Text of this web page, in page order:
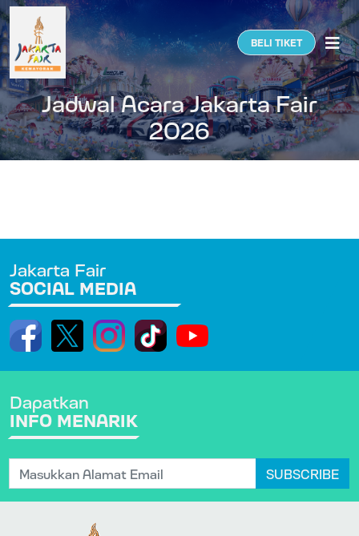
BELI TIKET
Jadwal Acara Jakarta Fair
2026
Jakarta Fair
SOCIAL MEDIA
Dapatkan
INFO MENARIK
SUBSCRIBE